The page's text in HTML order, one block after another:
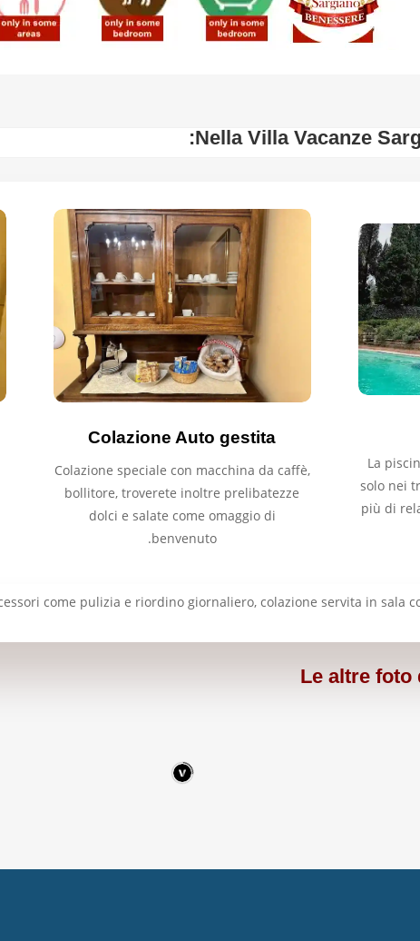
Nella Villa Vacanze
Colazione Auto gestita
Colazione speciale con macchina da caffè,
bollitore, troverete inoltre prelibatezze
dolci e salate come omaggio di
benvenuto.
La
solo nei
più di
come pulizia e riordino giornaliero, colazione servita in sala
Le altre foto